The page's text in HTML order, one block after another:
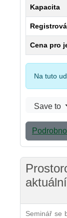
Kapacita
Cena pro
Na tuto
Save to
Seminář se